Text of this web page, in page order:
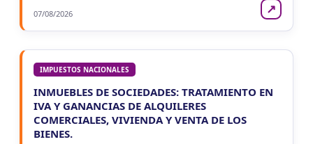
07/08/2026 ↗
IMPUESTOS NACIONALES
INMUEBLES DE SOCIEDADES: TRATAMIENTO EN
IVA Y GANANCIAS DE ALQUILERES
COMERCIALES, VIVIENDA Y VENTA DE LOS
BIENES.